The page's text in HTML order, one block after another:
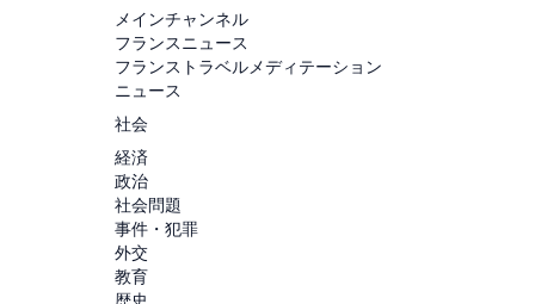
メインチャンネル
フランスニュース
フランストラベルメディテーション
ニュース
社会
経済
政治
社会問題
事件・犯罪
外交
教育